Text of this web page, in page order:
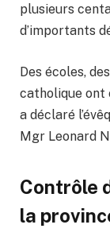
plusieurs
d’importants
Des écoles,
catholique ont
a déclaré
Mgr Leonard
Contrôle
la